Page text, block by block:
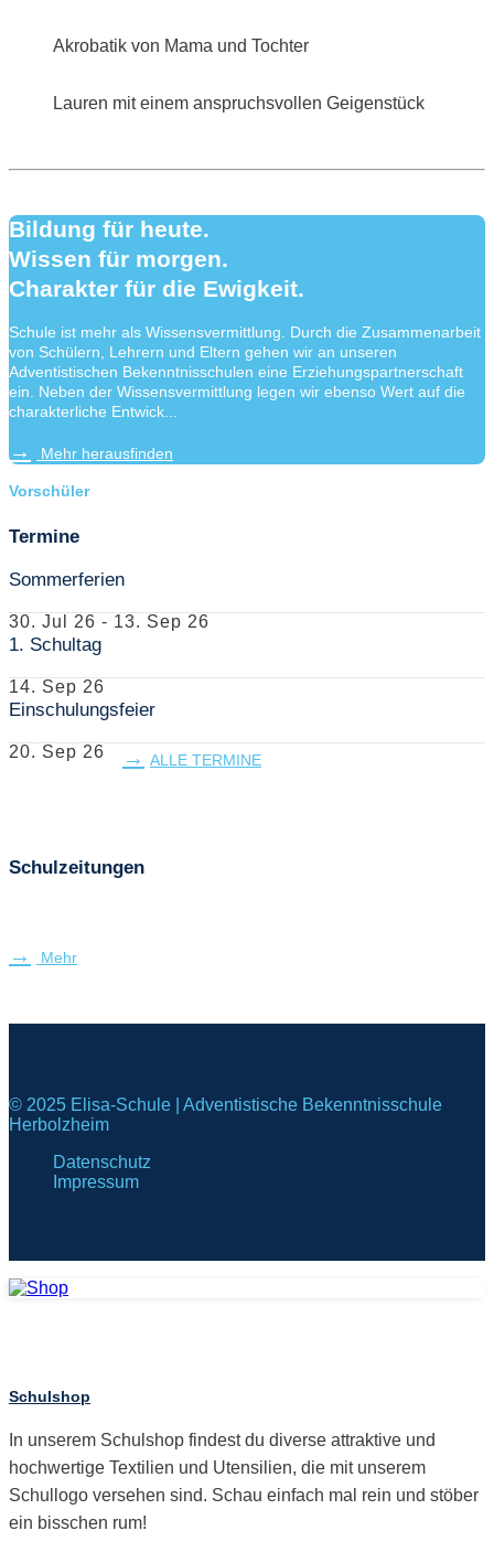
Akrobatik von Mama und Tochter
Lauren mit einem anspruchsvollen Geigenstück
Bildung für heute.
Wissen für morgen.
Charakter für die Ewigkeit.
Schule ist mehr als Wissensvermittlung. Durch die Zusammenarbeit
von Schülern, Lehrern und Eltern gehen wir an unseren
Adventistischen Bekenntnisschulen eine Erziehungspartnerschaft
ein. Neben der Wissensvermittlung legen wir ebenso Wert auf die
charakterliche Entwick...
Mehr herausfinden
Vorschüler
Termine
Sommerferien
30. Jul 26 - 13. Sep 26
1. Schultag
14. Sep 26
Einschulungsfeier
20. Sep 26 ALLE TERMINE
Schulzeitungen
Mehr
© 2025 Elisa-Schule | Adventistische Bekenntnisschule
Herbolzheim
Datenschutz
Impressum
Schulshop
In unserem Schulshop findest du diverse attraktive und
hochwertige Textilien und Utensilien, die mit unserem
Schullogo versehen sind. Schau einfach mal rein und stöber
ein bisschen rum!